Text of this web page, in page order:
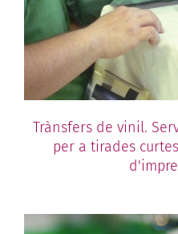
Trànsfers de vinil.
per a tirades